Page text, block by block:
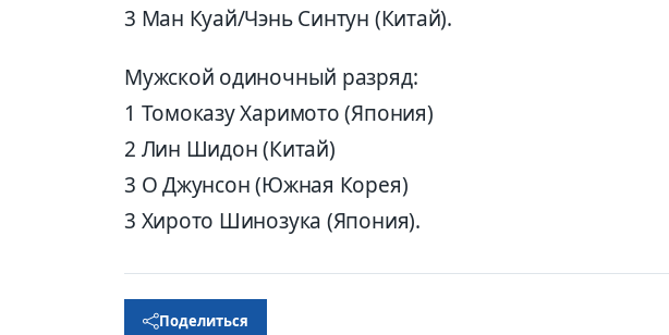
3 Ман Куай/Чэнь Синтун (Китай).
Мужской одиночный разряд:
1 Томоказу Харимото (Япония)
2 Лин Шидон (Китай)
3 О Джунсон (Южная Корея)
3 Хирото Шинозука (Япония).
Поделиться